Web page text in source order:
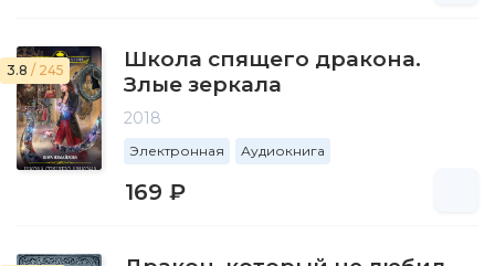
3.8 / 245
Школа спящего дракона.
Злые зеркала
2018
Электронная Аудиокнига
169 ₽